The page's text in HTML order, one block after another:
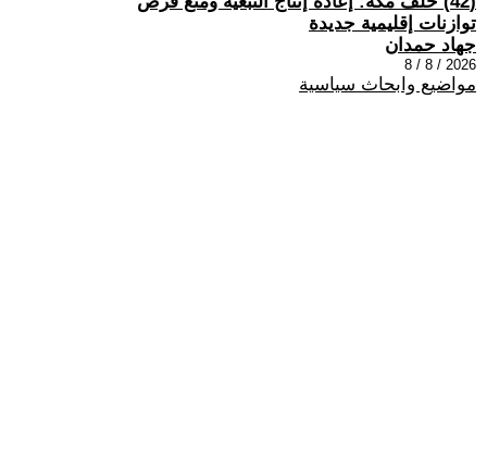
توازنات إقليمية جديدة
جهاد حمدان
2026 / 8 / 8
مواضيع وابحاث سياسية